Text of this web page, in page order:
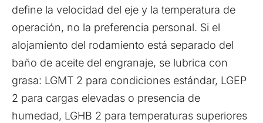
define la velocidad del eje y la temperatura de
operación, no la preferencia personal. Si el
alojamiento del rodamiento está separado del
baño de aceite del engranaje, se lubrica con
grasa: LGMT 2 para condiciones estándar, LGEP
2 para cargas elevadas o presencia de
humedad, LGHB 2 para temperaturas superiores